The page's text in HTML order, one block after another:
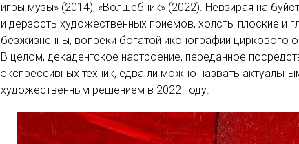
игры музы» (2014); «Волшебник» (2022). Невзирая на
и дерзость художественных приемов, холсты плоские и
безжизненны, вопреки богатой иконографии циркового
В целом, декадентское настроение, переданное
экспрессивных техник, едва ли можно назвать
художественным решением в 2022 году.